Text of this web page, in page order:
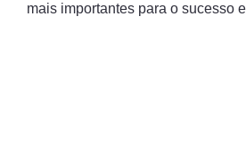
mais importantes para o sucesso